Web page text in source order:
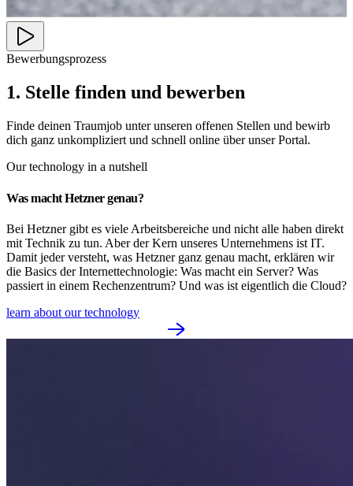
Bewerbungsprozess
1. Stelle finden und bewerben
Finde deinen Traumjob unter unseren offenen Stellen und bewirb
dich ganz unkompliziert und schnell online über unser Portal.
Our technology in a nutshell
Was macht Hetzner genau?
Bei Hetzner gibt es viele Arbeitsbereiche und nicht alle haben direkt
mit Technik zu tun. Aber der Kern unseres Unternehmens ist IT.
Damit jeder versteht, was Hetzner ganz genau macht, erklären wir
die Basics der Internettechnologie: Was macht ein Server? Was
passiert in einem Rechenzentrum? Und was ist eigentlich die Cloud?
learn about our technology